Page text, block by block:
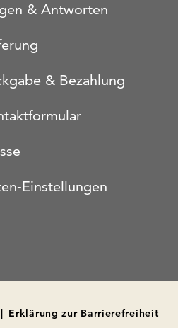
& Antworten
& Bezahlung
Einstellungen
| Erklärung zur Barrierefreiheit